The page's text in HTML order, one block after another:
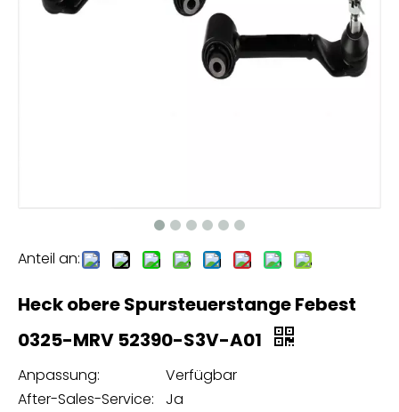
Anteil an:
Heck obere Spursteuerstange Febest
0325-MRV 52390-S3V-A01
Anpassung:
Verfügbar
After-Sales-Service:
Ja